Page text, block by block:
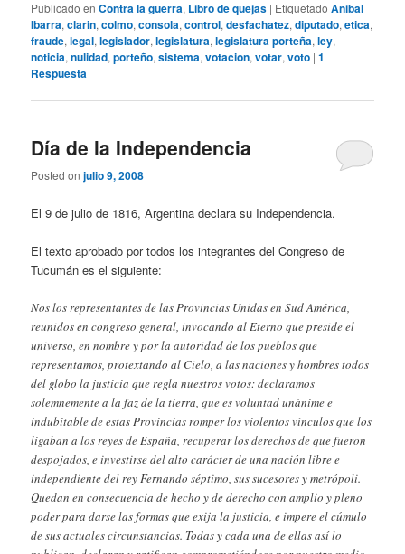
Publicado en Contra la guerra, Libro de quejas | Etiquetado Anibal
Ibarra,clarin,colmo,consola,control,desfachatez,diputado,etica,
fraude,legal,legislador,legislatura,legislatura porteña,ley,
noticia,nulidad,porteño,sistema,votacion,votar,voto |1
Respuesta
Día de la Independencia
Posted onjulio 9, 2008
El 9 de julio de 1816, Argentina declara su Independencia.
El texto aprobado por todos los integrantes del Congreso de
Tucumán es el siguiente:
Nos los representantes de las Provincias Unidas en Sud América,
reunidos en congreso general, invocando al Eterno que preside el
universo, en nombre y por la autoridad de los pueblos que
representamos, protextando al Cielo, a las naciones y hombres todos
del globo la justicia que regla nuestros votos: declaramos
solemnemente a la faz de la tierra, que es voluntad unánime e
indubitable de estas Provincias romper los violentos vínculos que los
ligaban a los reyes de España, recuperar los derechos de que fueron
despojados, e investirse del alto carácter de una nación libre e
independiente del rey Fernando séptimo, sus sucesores y metrópoli.
Quedan en consecuencia de hecho y de derecho con amplio y pleno
poder para darse las formas que exija la justicia, e impere el cúmulo
de sus actuales circunstancias. Todas y cada una de ellas así lo